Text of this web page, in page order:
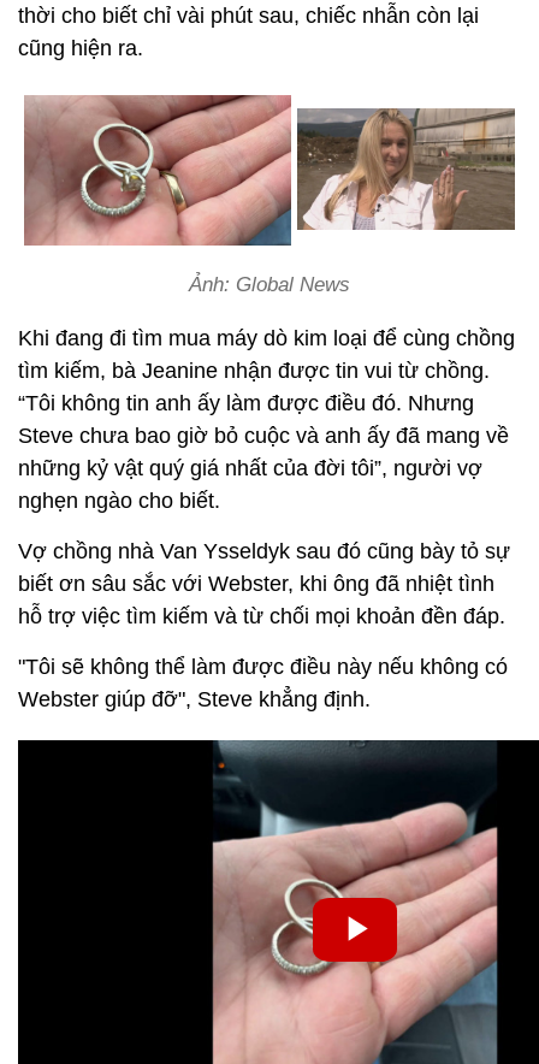
thời cho biết chỉ vài phút sau, chiếc nhẫn còn lại
cũng hiện ra.
Ảnh: Global News
Khi đang đi tìm mua máy dò kim loại để cùng chồng
tìm kiếm, bà Jeanine nhận được tin vui từ chồng.
“Tôi không tin anh ấy làm được điều đó. Nhưng
Steve chưa bao giờ bỏ cuộc và anh ấy đã mang về
những kỷ vật quý giá nhất của đời tôi”, người vợ
nghẹn ngào cho biết.
Vợ chồng nhà Van Ysseldyk sau đó cũng bày tỏ sự
biết ơn sâu sắc với Webster, khi ông đã nhiệt tình
hỗ trợ việc tìm kiếm và từ chối mọi khoản đền đáp.
"Tôi sẽ không thể làm được điều này nếu không có
Webster giúp đỡ", Steve khẳng định.